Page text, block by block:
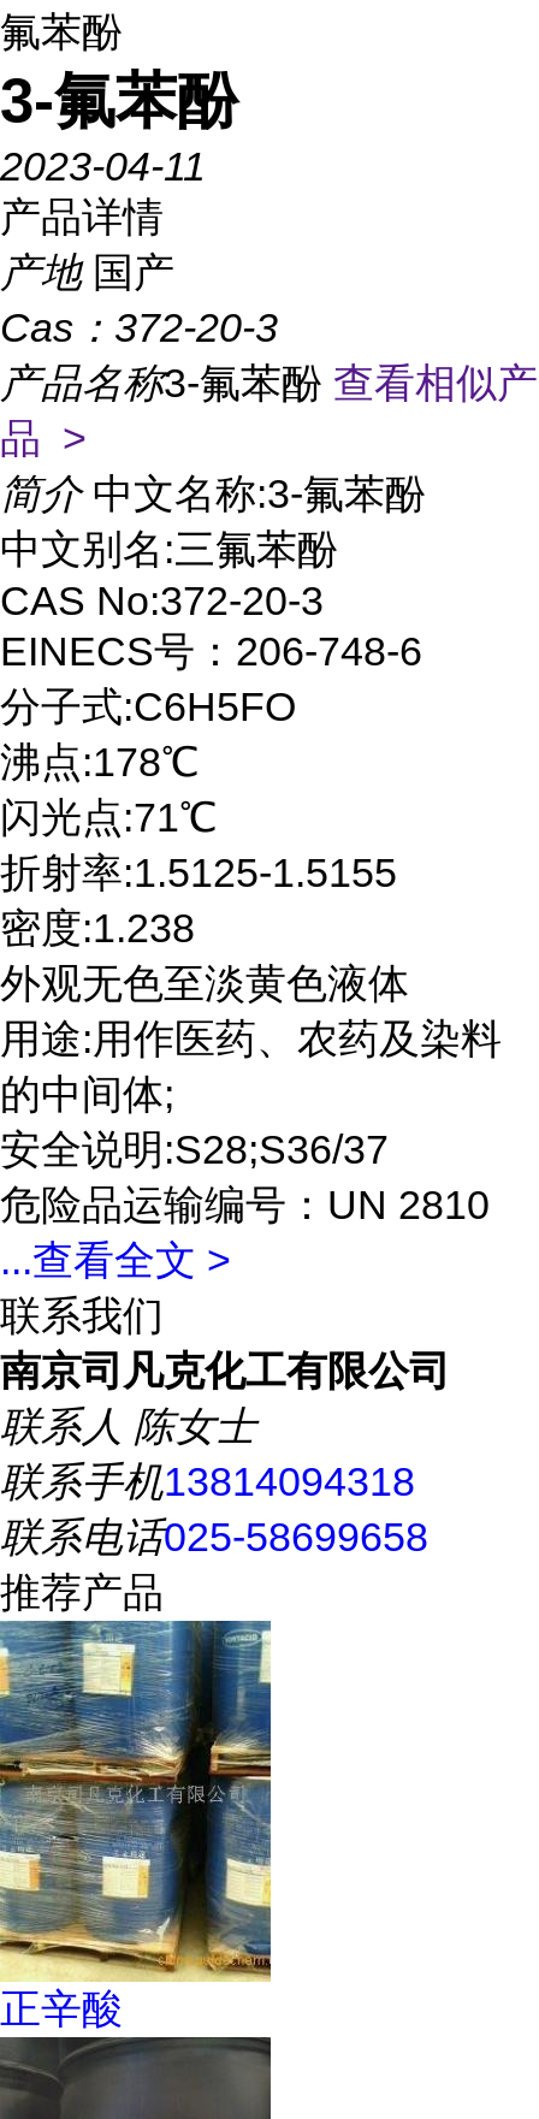
氟苯酚
3-氟苯酚
2023-04-11
产品详情
产地 国产
Cas： 372-20-3
产品名称3-氟苯酚 查看相似产
品 >
简介 中文名称:3-氟苯酚
中文别名:三氟苯酚
CAS No:372-20-3
EINECS号：206-748-6
分子式:C6H5FO
沸点:178℃
闪光点:71℃
折射率:1.5125-1.5155
密度:1.238
外观无色至淡黄色液体
用途:用作医药、农药及染料
的中间体;
安全说明:S28;S36/37
危险品运输编号：UN 2810
...查看全文 >
联系我们
南京司凡克化工有限公司
联系人 陈女士
联系手机13814094318
联系电话025-58699658
推荐产品
正辛酸